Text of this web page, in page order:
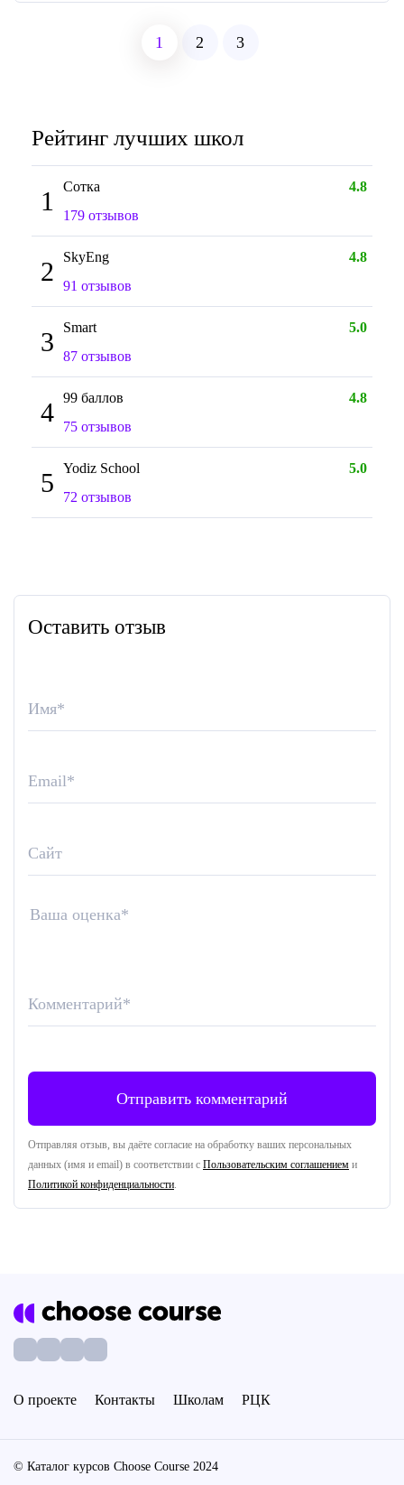
1 2 3
Рейтинг лучших школ
1 Сотка
4.8
179 отзывов
2 SkyEng
4.8
91 отзывов
3 Smart
5.0
87 отзывов
4 99 баллов
4.8
75 отзывов
5 Yodiz School
5.0
72 отзывов
Оставить отзыв
Ваша оценка*
Комментарий*
Имя*
Email*
Сайт
Отправляя отзыв, вы даёте согласие на обработку ваших персональных
данных (имя и email) в соответствии с Пользовательским соглашением и
Политикой конфиденциальности.
О проекте Контакты Школам РЦК
© Каталог курсов Choose Course 2024